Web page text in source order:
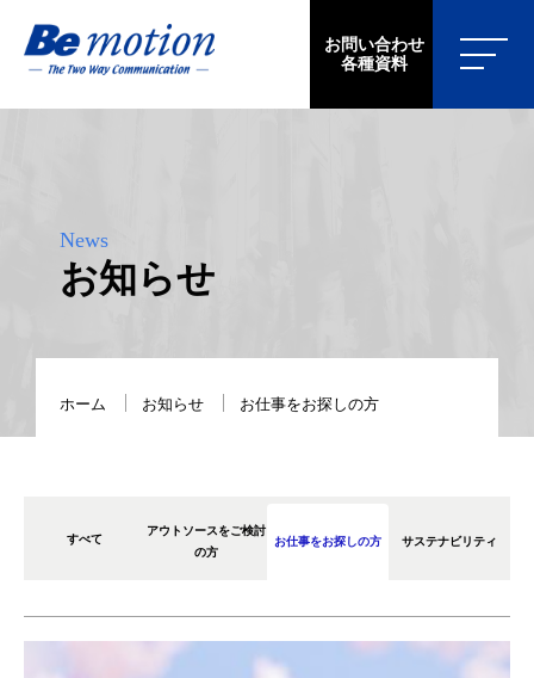
お問い合わせ
各種資料
News
お知らせ
ホーム お知らせ お仕事をお探しの方
すべて
アウトソースをご検討
の方
お仕事をお探しの方 サステナビリティ